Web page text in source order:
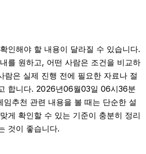
인해야 할 내용이 달라질 수 있습니다.
를 원하고, 어떤 사람은 조건을 비교하
람은 실제 진행 전에 필요한 자료나 절
합니다. 2026년06월03일 06시36분
임추천 관련 내용을 볼 때는 단순한 설
게 확인할 수 있는 기준이 충분히 정리
것이 좋습니다.